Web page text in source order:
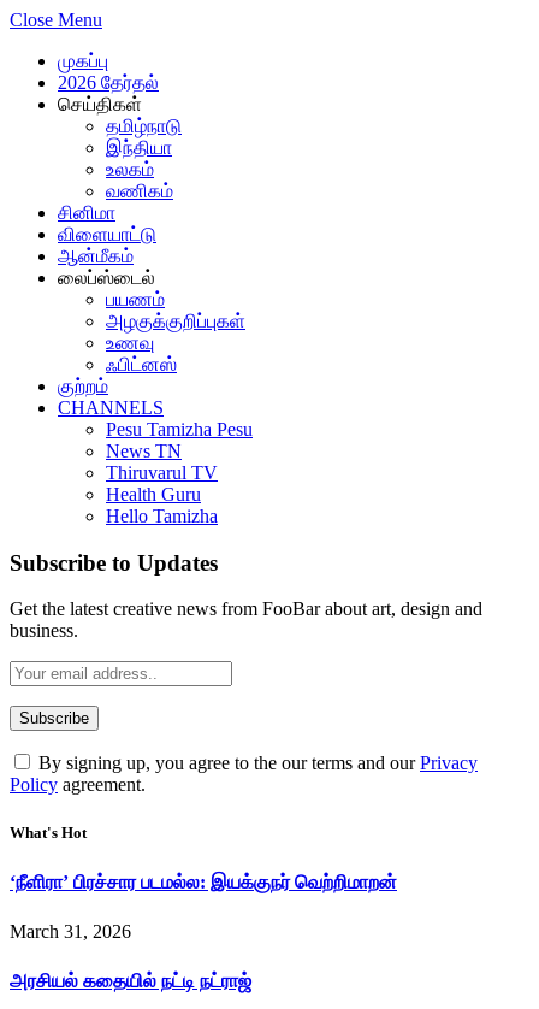
Close Menu
முகப்பு
2026 தேர்தல்
செய்திகள்
தமிழ்நாடு
இந்தியா
உலகம்
வணிகம்
சினிமா
விளையாட்டு
ஆன்மீகம்
லைப்ஸ்டைல்
பயணம்
அழகுக்குறிப்புகள்
உணவு
ஃபிட்னஸ்
குற்றம்
CHANNELS
Pesu Tamizha Pesu
News TN
Thiruvarul TV
Health Guru
Hello Tamizha
Subscribe to Updates
Get the latest creative news from FooBar about art, design and
business.
By signing up, you agree to the our terms and ourPrivacy
Policy agreement.
What's Hot
‘நீளிரா’ பிரச்சார படமல்ல: இயக்குநர் வெற்றிமாறன்
March 31, 2026
அரசியல் கதையில் நட்டி நட்ராஜ்